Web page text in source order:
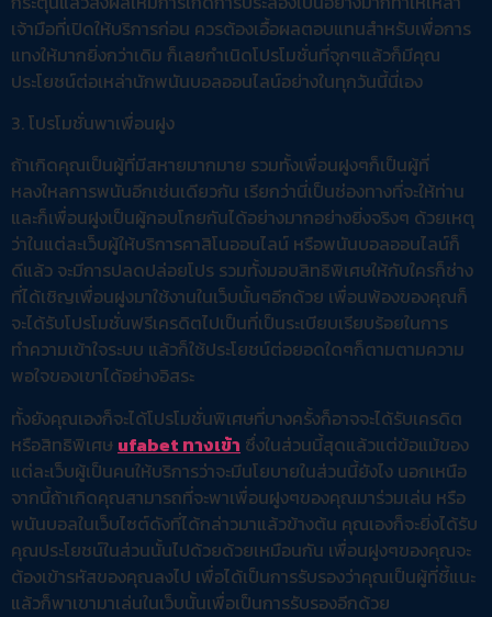
เจ้ามือที่เปิดให้บริการก่อน ควรต้องเอื้อผลตอบแทนสำหรับเพื่อการ
แทงให้มากยิ่งกว่าเดิม ก็เลยกำเนิดโปรโมชั่นที่จุกๆแล้วก็มีคุณ
ประโยชน์ต่อเหล่านักพนันบอลออนไลน์อย่างในทุกวันนี้นี่เอง
3. โปรโมชั่นพาเพื่อนฝูง
ถ้าเกิดคุณเป็นผู้ที่มีสหายมากมาย รวมทั้งเพื่อนฝูงๆก็เป็นผู้ที่
หลงใหลการพนันอีกเช่นเดียวกัน เรียกว่านี่เป็นช่องทางที่จะให้ท่าน
และก็เพื่อนฝูงเป็นผู้กอบโกยกันได้อย่างมากอย่างยิ่งจริงๆ ด้วยเหตุ
ว่าในแต่ละเว็บผู้ให้บริการคาสิโนออนไลน์ หรือพนันบอลออนไลน์ก็
ดีแล้ว จะมีการปลดปล่อยโปร รวมทั้งมอบสิทธิพิเศษให้กับใครก็ช่าง
ที่ได้เชิญเพื่อนฝูงมาใช้งานในเว็บนั้นๆอีกด้วย เพื่อนพ้องของคุณก็
จะได้รับโปรโมชั่นฟรีเครดิตไปเป็นที่เป็นระเบียบเรียบร้อยในการ
ทำความเข้าใจระบบ แล้วก็ใช้ประโยชน์ต่อยอดใดๆก็ตามตามความ
พอใจของเขาได้อย่างอิสระ
ทั้งยังคุณเองก็จะได้โปรโมชั่นพิเศษที่บางครั้งก็อาจจะได้รับเครดิต
หรือสิทธิพิเศษ ufabet ทางเข้า ซึ่งในส่วนนี้สุดแล้วแต่ข้อแม้ของ
แต่ละเว็บผู้เป็นคนให้บริการว่าจะมีนโยบายในส่วนนี้ยังไง นอกเหนือ
จากนี้ถ้าเกิดคุณสามารถที่จะพาเพื่อนฝูงๆของคุณมาร่วมเล่น หรือ
พนันบอลในเว็บไซต์ดังที่ได้กล่าวมาแล้วข้างต้น คุณเองก็จะยิ่งได้รับ
คุณประโยชน์ในส่วนนั้นไปด้วยด้วยเหมือนกัน เพื่อนฝูงๆของคุณจะ
ต้องเข้ารหัสของคุณลงไป เพื่อได้เป็นการรับรองว่าคุณเป็นผู้ที่ชี้แนะ
แล้วก็พาเขามาเล่นในเว็บนั้นเพื่อเป็นการรับรองอีกด้วย